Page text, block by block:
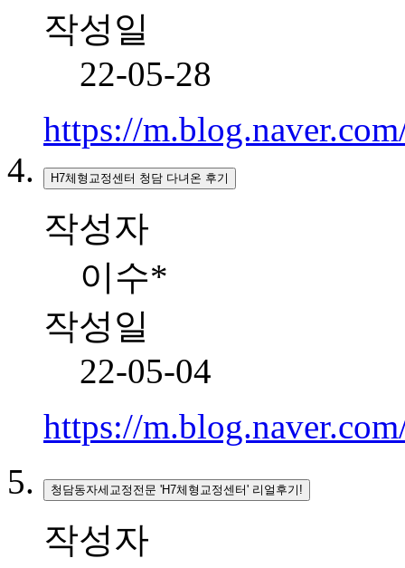
작성일
22-05-28
https://
H7체형교정센터 청담 다녀온 후기
작성자
이수*
작성일
22-05-04
https://
청담동자세교정전문 'H7체형교정센터' 리얼후기!
작성자